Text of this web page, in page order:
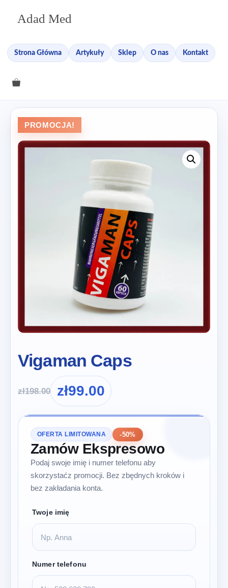
Adad Med
Strona Główna Artykuły Sklep O nas Kontakt
PROMOCJA!
Vigaman Caps
zł198.00 zł99.00
OFERTA LIMITOWANA -50%
Zamów Ekspresowo
Podaj swoje imię i numer telefonu aby
skorzystaćz promocji. Bez zbędnych kroków i
bez zakładania konta.
Twoje imię
Numer telefonu